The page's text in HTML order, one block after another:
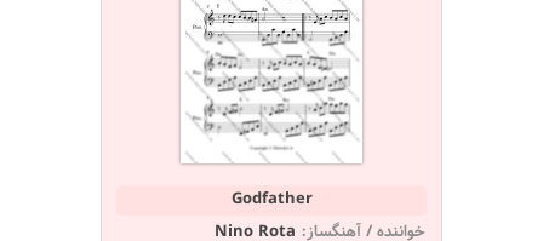
Godfather
خواننده / آهنگساز: Nino Rota